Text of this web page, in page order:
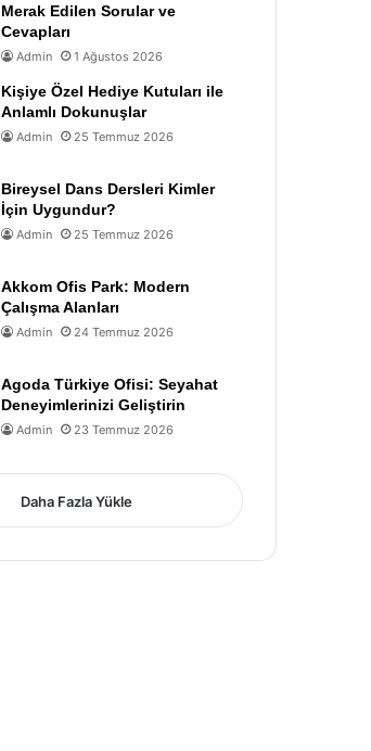
Merak Edilen Sorular ve
Cevapları
Admin 1 Ağustos 2026
Kişiye Özel Hediye Kutuları ile
Anlamlı Dokunuşlar
Admin 25 Temmuz 2026
Bireysel Dans Dersleri Kimler
İçin Uygundur?
Admin 25 Temmuz 2026
Akkom Ofis Park: Modern
Çalışma Alanları
Admin 24 Temmuz 2026
Agoda Türkiye Ofisi: Seyahat
Deneyimlerinizi Geliştirin
Admin 23 Temmuz 2026
Daha Fazla Yükle